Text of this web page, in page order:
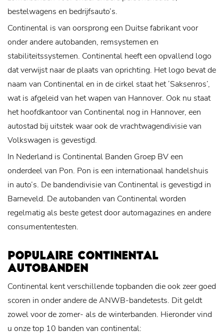
bestelwagens en bedrijfsauto’s.
Continental is van oorsprong een Duitse fabrikant voor
onder andere autobanden, remsystemen en
stabiliteitssystemen. Continental heeft een opvallend logo
dat verwijst naar de plaats van oprichting. Het logo bevat de
naam van Continental en in de cirkel staat het ‘Saksenros’,
wat is afgeleid van het wapen van Hannover. Ook nu staat
het hoofdkantoor van Continental nog in Hannover, een
autostad bij uitstek waar ook de vrachtwagendivisie van
Volkswagen is gevestigd.
In Nederland is Continental Banden Groep BV een
onderdeel van Pon. Pon is een internationaal handelshuis
in auto’s. De bandendivisie van Continental is gevestigd in
Barneveld. De autobanden van Continental worden
regelmatig als beste getest door automagazines en andere
consumententesten.
POPULAIRE CONTINENTAL
AUTOBANDEN
Continental kent verschillende topbanden die ook zeer goed
scoren in onder andere de ANWB-bandetests. Dit geldt
zowel voor de zomer- als de winterbanden. Hieronder vind
u onze top 10 banden van continental: